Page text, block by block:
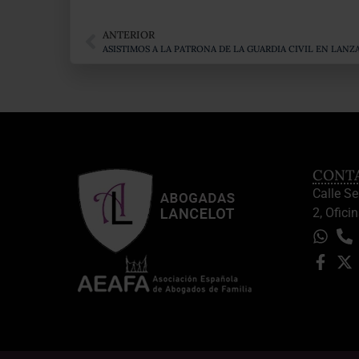
ANTERIOR
ASISTIMOS A LA PATRONA DE LA GUARDIA CIVIL EN
Calle
2,